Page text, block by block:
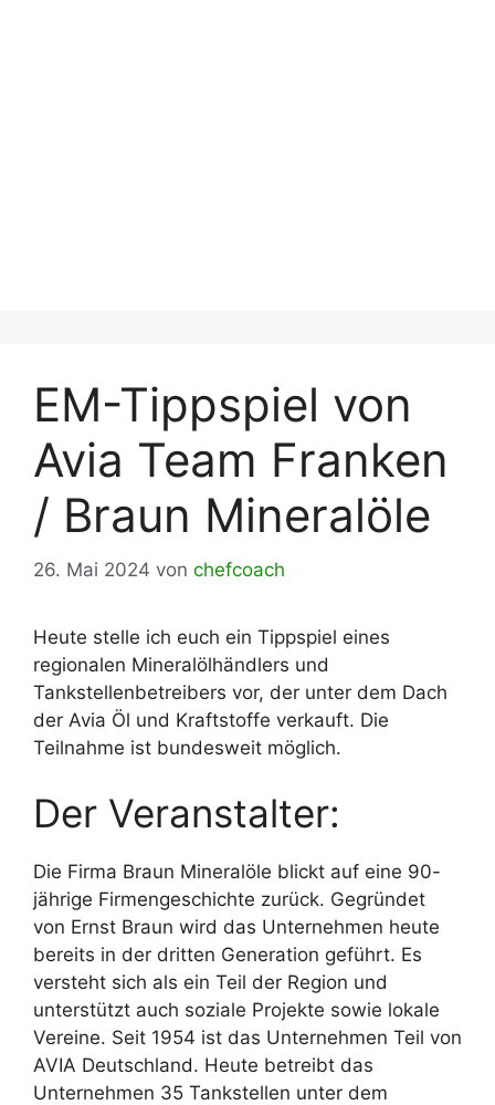
EM-Tippspiel von
Avia Team Franken
/ Braun Mineralöle
26. Mai 2024 von chefcoach
Heute stelle ich euch ein Tippspiel eines
regionalen Mineralölhändlers und
Tankstellenbetreibers vor, der unter dem Dach
der Avia Öl und Kraftstoffe verkauft. Die
Teilnahme ist bundesweit möglich.
Der Veranstalter:
Die Firma Braun Mineralöle blickt auf eine 90-
jährige Firmengeschichte zurück. Gegründet
von Ernst Braun wird das Unternehmen heute
bereits in der dritten Generation geführt. Es
versteht sich als ein Teil der Region und
unterstützt auch soziale Projekte sowie lokale
Vereine. Seit 1954 ist das Unternehmen Teil von
AVIA Deutschland. Heute betreibt das
Unternehmen 35 Tankstellen unter dem